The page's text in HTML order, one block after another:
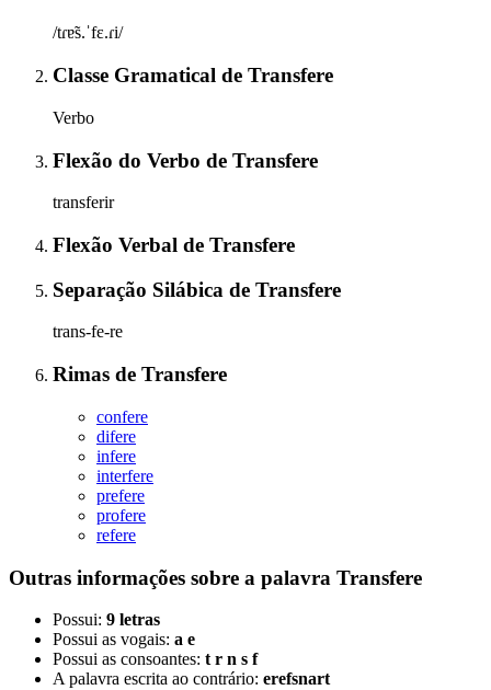
/tɾɐ̃s.ˈfɛ.ɾi/
Classe Gramatical de Transfere
Verbo
Flexão do Verbo de Transfere
transferir
Flexão Verbal de Transfere
Separação Silábica de Transfere
trans-fe-re
Rimas de Transfere
confere
difere
infere
interfere
prefere
profere
refere
Outras informações sobre a palavra Transfere
Possui: 9 letras
Possui as vogais: a e
Possui as consoantes: t r n s f
A palavra escrita ao contrário: erefsnart